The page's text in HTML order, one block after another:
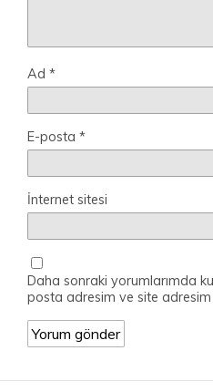
Ad *
E-posta *
İnternet sitesi
Daha sonraki yorumlarımda
posta adresim ve site adresim